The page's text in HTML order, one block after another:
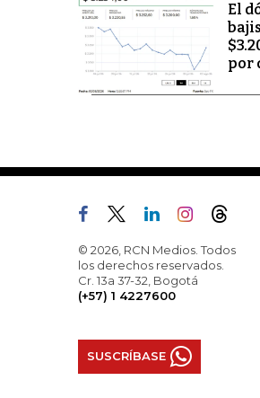
El
por
© 2026, RCN Medios. Todos
los derechos reservados.
Cr. 13a 37-32, Bogotá
(+57) 1 4227600
SUSCRÍBASE